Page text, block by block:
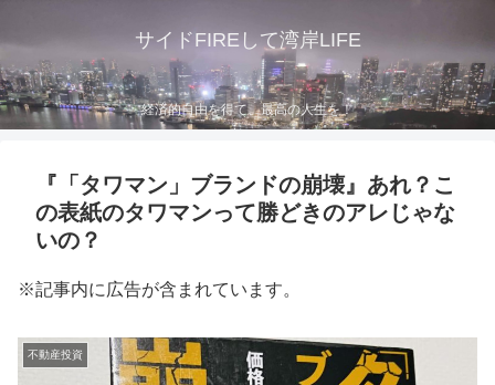
サイドFIREして湾岸LIFE
経済的自由を得て、最高の人生を！
『「タワマン」ブランドの崩壊』あれ？こ
の表紙のタワマンって勝どきのアレじゃな
いの？
※記事内に広告が含まれています。
不動産投資